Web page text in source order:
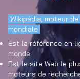
Wikipédia, moteur
mondiale
Est la référence en
monde
Est le site Web le
moteurs de